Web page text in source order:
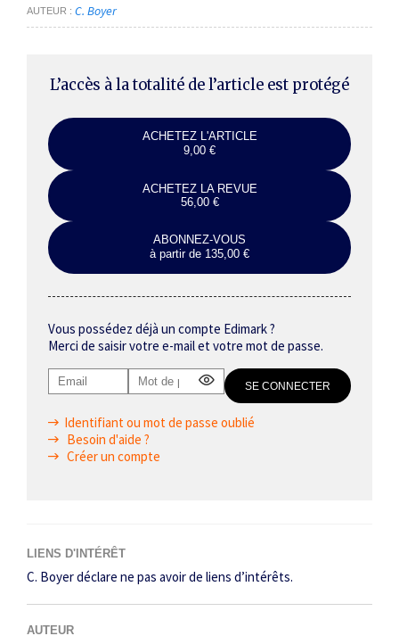
AUTEUR C. Boyer
L’accès à la totalité de l’article est protégé
ACHETEZ L'ARTICLE
9,00 €
ACHETEZ LA REVUE
56,00 €
ABONNEZ-VOUS
à partir de 135,00 €
Vous possédez déjà un compte Edimark ?
Merci de saisir votre e-mail et votre mot de passe.
Identifiant ou mot de passe oublié
Besoin d'aide ?
Créer un compte
LIENS D'INTÉRÊT
C. Boyer déclare ne pas avoir de liens d’intérêts.
AUTEUR